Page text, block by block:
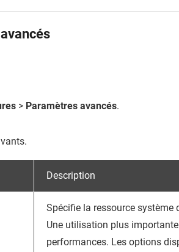
> Paramètres avancés.
Description
Spécifie la ressource
Une utilisation plus
performances. Les options